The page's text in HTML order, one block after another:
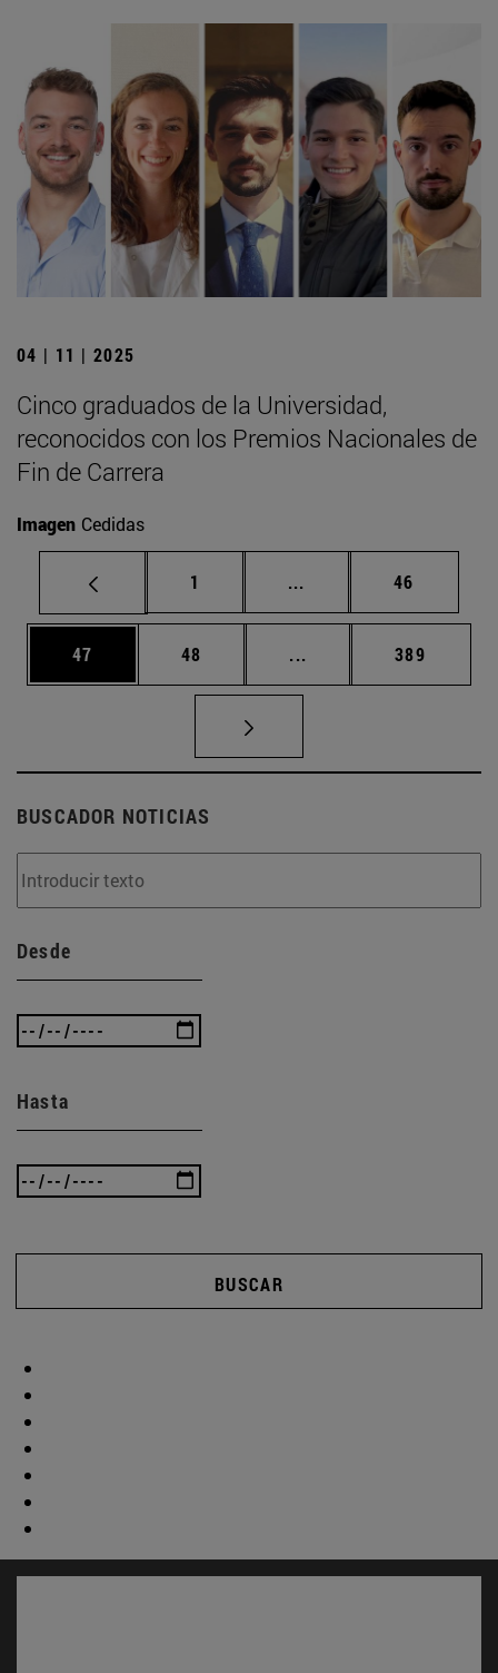
04 | 11 | 2025
Cinco graduados de la Universidad,
reconocidos con los Premios Nacionales de
Fin de Carrera
Imagen Cedidas
Página
1 ... Páginas intermedias
Página
46
Página
47 Página
48 ... Páginas intermedias
Página
389
BUSCADOR NOTICIAS
Desde
Hasta
BUSCAR